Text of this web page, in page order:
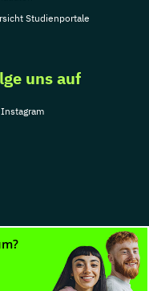
Studienportale
uns auf
Instagram